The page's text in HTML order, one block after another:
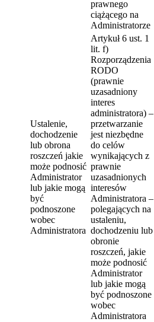
prawnego
ciążącego na
Administratorze
Ustalenie,
dochodzenie
lub obrona
roszczeń jakie
może podnosić
Administrator
lub jakie mogą
być
podnoszone
wobec
Administratora
Artykuł 6 ust. 1
lit. f)
Rozporządzenia
RODO
(prawnie
uzasadniony
interes
administratora) –
przetwarzanie
jest niezbędne
do celów
wynikających z
prawnie
uzasadnionych
interesów
Administratora –
polegających na
ustaleniu,
dochodzeniu lub
obronie
roszczeń, jakie
może podnosić
Administrator
lub jakie mogą
być podnoszone
wobec
Administratora